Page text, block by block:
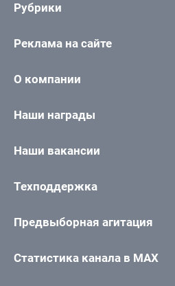
Рубрики
Реклама на сайте
О компании
Наши награды
Наши вакансии
Техподдержка
Предвыборная агитация
Статистика канала в MAX